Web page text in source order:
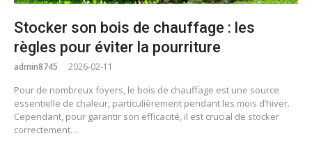
Stocker son bois de chauffage : les
règles pour éviter la pourriture
admin8745 2026-02-11
Pour de nombreux foyers, le bois de chauffage est une source
essentielle de chaleur, particulièrement pendant les mois d’hiver.
Cependant, pour garantir son efficacité, il est crucial de stocker
correctement…